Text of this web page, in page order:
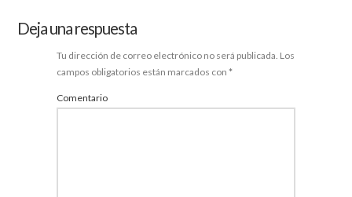
Deja una respuesta
Tu dirección de correo electrónico no será publicada. Los
campos obligatorios están marcados con*
Comentario